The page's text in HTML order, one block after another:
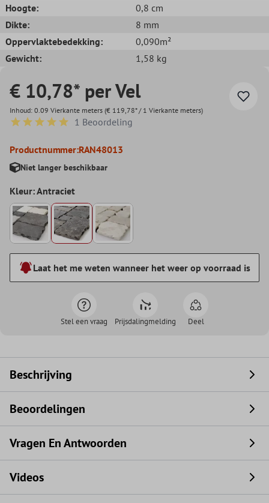
Hoogte:
0,8 cm
Dikte:
8 mm
Oppervlaktebedekking:
0,090m²
Gewicht:
1,58 kg
€ 10,78* per Vel
Inhoud: 0.09 Vierkante meters (€ 119,78* / 1 Vierkante meters)
Gemiddelde waardering van 5 van 5 sterren
1 Beoordeling
Productnummer:RAN48013
Niet langer beschikbaar
Kleur: Antraciet
Laat het me weten wanneer het weer op voorraad is
Stel een vraag Prijsdalingmelding Deel
Beschrijving
Beoordelingen
Vragen En Antwoorden
Videos